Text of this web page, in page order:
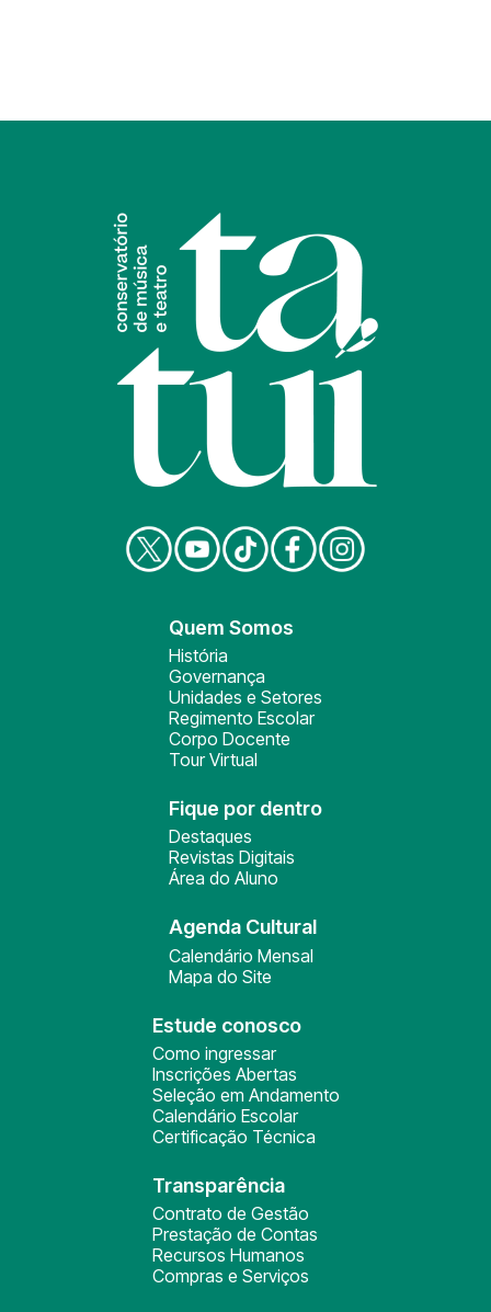
Quem Somos
História
Governança
Unidades e Setores
Regimento Escolar
Corpo Docente
Tour Virtual
Fique por dentro
Destaques
Revistas Digitais
Área do Aluno
Agenda Cultural
Calendário Mensal
Mapa do Site
Estude conosco
Como ingressar
Inscrições Abertas
Seleção em Andamento
Calendário Escolar
Certificação Técnica
Transparência
Contrato de Gestão
Prestação de Contas
Recursos Humanos
Compras e Serviços